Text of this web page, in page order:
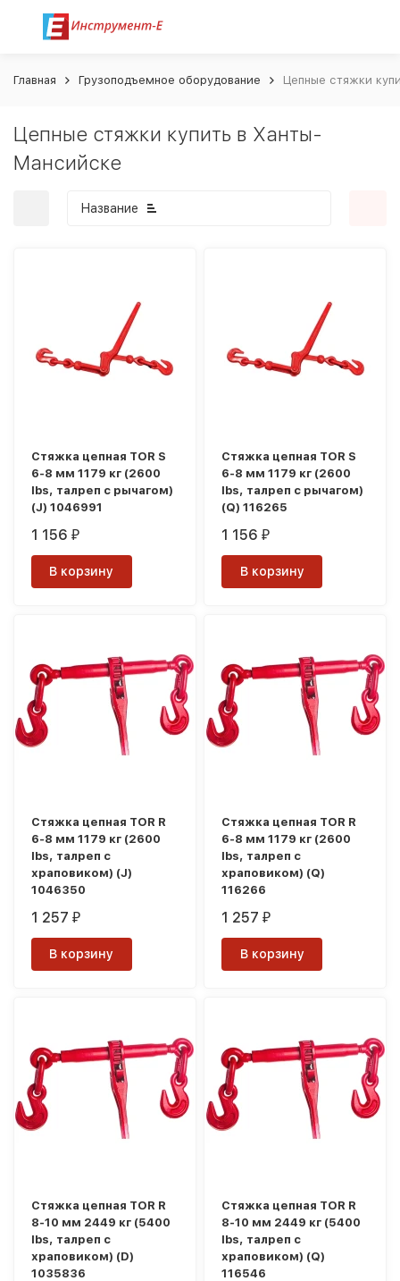
Главная Грузоподъемное оборудование Цепные стяжки
Цепные стяжки купить в Ханты-
Мансийске
Название
покупателей
Стяжка цепная TOR S
6-8 мм 1179 кг (2600
lbs, талреп с рычагом)
(J) 1046991
1 156₽
В корзину
Стяжка цепная TOR S
6-8 мм 1179 кг (2600
lbs, талреп с рычагом)
(Q) 116265
1 156₽
В корзину
Стяжка цепная TOR R
6-8 мм 1179 кг (2600
lbs, талреп с
храповиком) (J)
1046350
1 257₽
В корзину
Стяжка цепная TOR R
6-8 мм 1179 кг (2600
lbs, талреп с
храповиком) (Q)
116266
1 257₽
В корзину
Стяжка цепная TOR R
8-10 мм 2449 кг (5400
lbs, талреп с
храповиком) (D)
1035836
Стяжка цепная TOR R
8-10 мм 2449 кг (5400
lbs, талреп с
храповиком) (Q)
116546